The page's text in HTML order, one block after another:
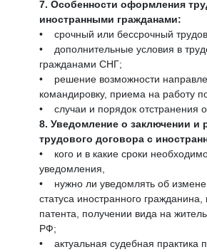
7. Особенности оформления
иностранными гражданами:
• срочный или бессрочный
• дополнительные условия в
гражданами СНГ;
• решение возможности
командировку, приема на работу
• случаи и порядок отстранения
8. Уведомление о заключении и
трудового договора с
• кого и в какие сроки
уведомления,
• нужно ли уведомлять об
статуса иностранного
патента, получении вида на
РФ;
• актуальная судебная практика